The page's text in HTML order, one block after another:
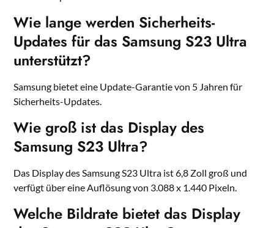
Wie lange werden Sicherheits-
Updates für das Samsung S23 Ultra
unterstützt?
Samsung bietet eine Update-Garantie von 5 Jahren für
Sicherheits-Updates.
Wie groß ist das Display des
Samsung S23 Ultra?
Das Display des Samsung S23 Ultra ist 6,8 Zoll groß und
verfügt über eine Auflösung von 3.088 x 1.440 Pixeln.
Welche Bildrate bietet das Display